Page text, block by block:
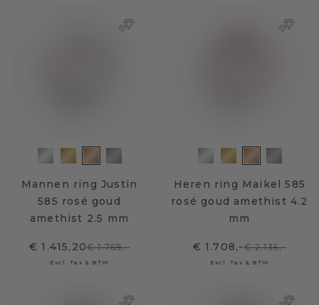
Mannen ring Justin
585 rosé goud
amethist 2.5 mm
€ 1.415,20€ 1.769,-
Excl. Tax & BTW
Heren ring Maikel 585
rosé goud amethist 4.2
mm
€ 1.708,-€ 2.135,-
Excl. Tax & BTW